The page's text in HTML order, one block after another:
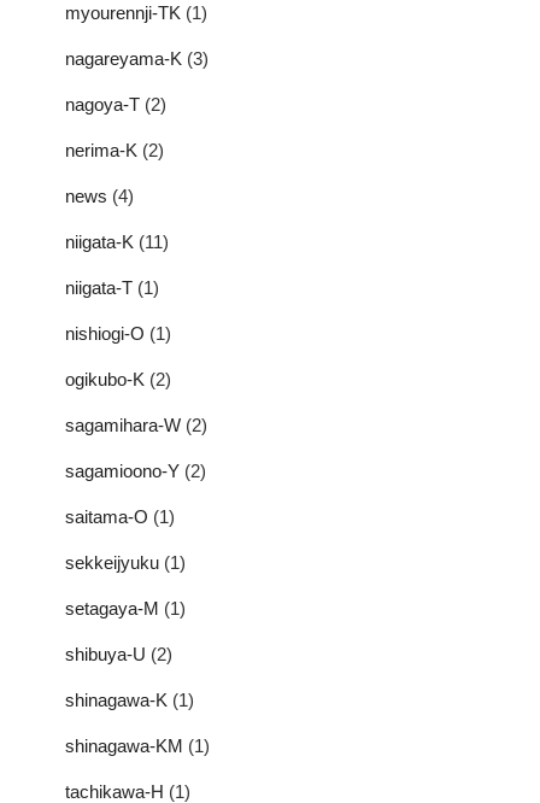
myourennji-TK (1)
nagareyama-K (3)
nagoya-T (2)
nerima-K (2)
news (4)
niigata-K (11)
niigata-T (1)
nishiogi-O (1)
ogikubo-K (2)
sagamihara-W (2)
sagamioono-Y (2)
saitama-O (1)
sekkeijyuku (1)
setagaya-M (1)
shibuya-U (2)
shinagawa-K (1)
shinagawa-KM (1)
tachikawa-H (1)